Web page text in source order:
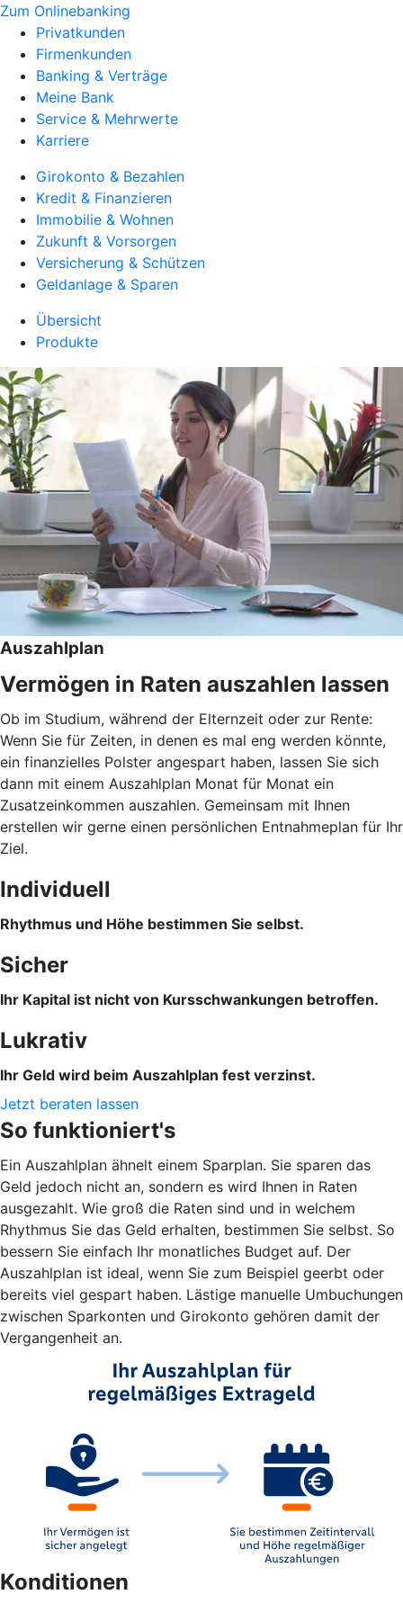
Zum Onlinebanking
Privatkunden
Firmenkunden
Banking & Verträge
Meine Bank
Service & Mehrwerte
Karriere
Girokonto & Bezahlen
Kredit & Finanzieren
Immobilie & Wohnen
Zukunft & Vorsorgen
Versicherung & Schützen
Geldanlage & Sparen
Übersicht
Produkte
Auszahlplan
Vermögen in Raten auszahlen lassen
Ob im Studium, während der Elternzeit oder zur Rente:
Wenn Sie für Zeiten, in denen es mal eng werden könnte,
ein finanzielles Polster angespart haben, lassen Sie sich
dann mit einem Auszahlplan Monat für Monat ein
Zusatzeinkommen auszahlen. Gemeinsam mit Ihnen
erstellen wir gerne einen persönlichen Entnahmeplan für Ihr
Ziel.
Individuell
Rhythmus und Höhe bestimmen Sie selbst.
Sicher
Ihr Kapital ist nicht von Kursschwankungen betroffen.
Lukrativ
Ihr Geld wird beim Auszahlplan fest verzinst.
Jetzt beraten lassen
So funktioniert's
Ein Auszahlplan ähnelt einem Sparplan. Sie sparen das
Geld jedoch nicht an, sondern es wird Ihnen in Raten
ausgezahlt. Wie groß die Raten sind und in welchem
Rhythmus Sie das Geld erhalten, bestimmen Sie selbst. So
bessern Sie einfach Ihr monatliches Budget auf. Der
Auszahlplan ist ideal, wenn Sie zum Beispiel geerbt oder
bereits viel gespart haben. Lästige manuelle Umbuchungen
zwischen Sparkonten und Girokonto gehören damit der
Vergangenheit an.
Konditionen